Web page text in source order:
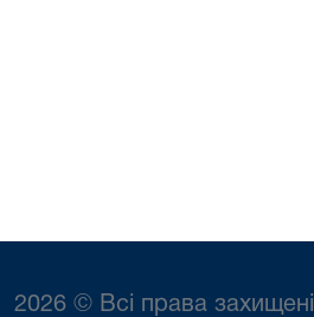
2026 © Всі права захищені